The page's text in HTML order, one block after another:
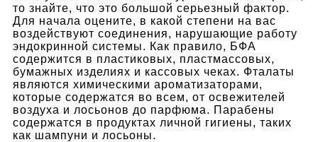
то знайте, что это большой серьезный фактор.
Для начала оцените, в какой степени на вас
воздействуют соединения, нарушающие работу
эндокринной системы. Как правило, БФА
содержится в пластиковых, пластмассовых,
бумажных изделиях и кассовых чеках. Фталаты
являются химическими ароматизаторами,
которые содержатся во всем, от освежителей
воздуха и лосьонов до парфюма. Парабены
содержатся в продуктах личной гигиены, таких
как шампуни и лосьоны.